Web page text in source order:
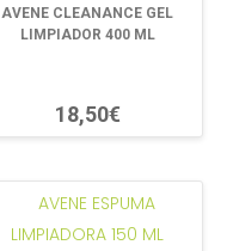
AVENE CLEANANCE GEL
LIMPIADOR 400 ML
18,50€